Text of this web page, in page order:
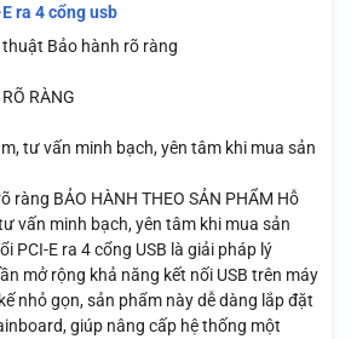
ra 4 cổng usb
thuật Bảo hành rõ ràng
RÀNG
tư vấn minh bạch, yên tâm khi mua sản
ràng BẢO HÀNH THEO SẢN PHẨM Hỗ
vấn minh bạch, yên tâm khi mua sản
PCI-E ra 4 cổng USB là giải pháp lý
mở rộng khả năng kết nối USB trên máy
nhỏ gọn, sản phẩm này dễ dàng lắp đặt
giúp nâng cấp hệ thống một